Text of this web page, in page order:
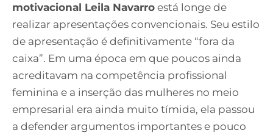
motivacional Leila Navarro está longe de
realizar apresentações convencionais. Seu estilo
de apresentação é definitivamente “fora da
caixa”. Em uma época em que poucos ainda
acreditavam na competência profissional
feminina e a inserção das mulheres no meio
empresarial era ainda muito tímida, ela passou
a defender argumentos importantes e pouco